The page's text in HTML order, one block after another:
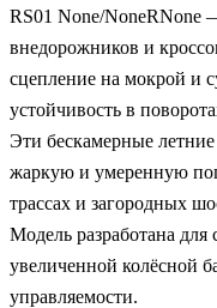
RS01 None/NoneRNone
внедорожников и
сцепление на мокрой и
устойчивость в
Эти бескамерные
жаркую и умеренную
трассах и загородных
Модель разработана
увеличенной колёсной
управляемости.